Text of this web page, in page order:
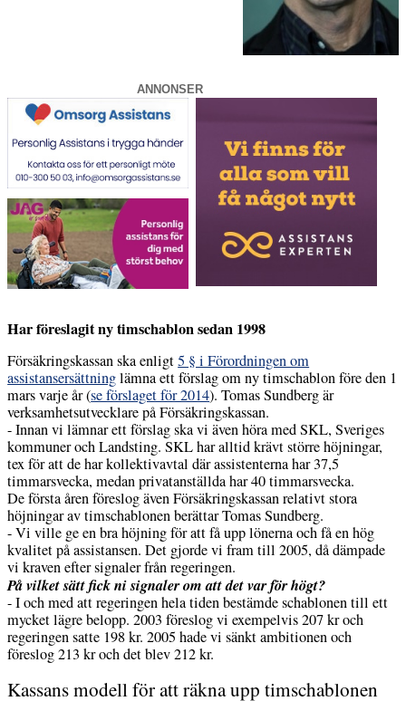
ANNONSER
Har föreslagit ny timschablon sedan 1998
Försäkringskassan ska enligt5 § i Förordningen om
assistansersättninglämna ett förslag om ny timschablon före den 1
mars varje år (se förslaget för 2014). Tomas Sundberg är
verksamhetsutvecklare på Försäkringskassan.
- Innan vi lämnar ett förslag ska vi även höra med SKL, Sveriges
kommuner och Landsting. SKL har alltid krävt större höjningar,
tex för att de har kollektivavtal där assistenterna har 37,5
timmarsvecka, medan privatanställda har 40 timmarsvecka.
De första åren föreslog även Försäkringskassan relativt stora
höjningar av timschablonen berättar Tomas Sundberg.
- Vi ville ge en bra höjning för att få upp lönerna och få en hög
kvalitet på assistansen. Det gjorde vi fram till 2005, då dämpade
vi kraven efter signaler från regeringen.
På vilket sätt fick ni signaler om att det var för högt?
- I och med att regeringen hela tiden bestämde schablonen till ett
mycket lägre belopp. 2003 föreslog vi exempelvis 207 kr och
regeringen satte 198 kr. 2005 hade vi sänkt ambitionen och
föreslog 213 kr och det blev 212 kr.
Kassans modell för att räkna upp timschablonen